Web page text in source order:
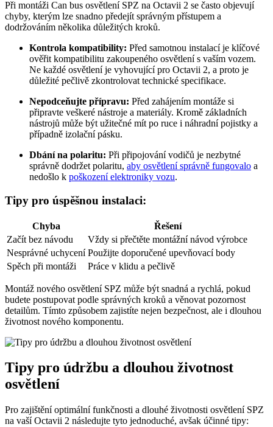
Při montáži Can bus osvětlení SPZ na Octavii 2 se často objevují
chyby, kterým lze snadno předejít správným přístupem a
dodržováním několika důležitých kroků.
Kontrola kompatibility: Před samotnou instalací je klíčové
ověřit kompatibilitu zakoupeného osvětlení s vaším vozem.
Ne každé osvětlení je vyhovující pro Octavii 2, a proto je
důležité pečlivě zkontrolovat technické specifikace.
Nepodceňujte přípravu: Před zahájením montáže si
připravte veškeré nástroje a materiály. Kromě základních
nástrojů může být užitečné mít po ruce i náhradní pojistky a
případně izolační pásku.
Dbání na polaritu: Při připojování vodičů je nezbytné
správně dodržet polaritu, aby osvětlení správně fungovalo a
nedošlo k poškození elektroniky vozu.
Tipy pro úspěšnou instalaci:
Chyba
Řešení
Začít bez návodu
Vždy si přečtěte montážní návod výrobce
Nesprávné uchycení Použijte doporučené upevňovací body
Spěch při montáži
Práce v klidu a pečlivě
Montáž nového osvětlení SPZ může být snadná a rychlá, pokud
budete postupovat podle správných kroků a věnovat pozornost
detailům. Tímto způsobem zajistíte nejen bezpečnost, ale i dlouhou
životnost nového komponentu.
Tipy pro údržbu a dlouhou životnost
osvětlení
Pro zajištění optimální funkčnosti a dlouhé životnosti osvětlení SPZ
na vaší Octavii 2 následujte tyto jednoduché, avšak účinné tipy: